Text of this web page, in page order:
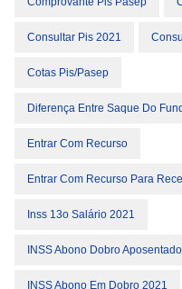
Consultar Pis 2021
Cotas Pis/Pasep
Diferença Entre Saque Do
Entrar Com Recurso
Entrar Com Recurso Para
Inss 13o Salário 2021
INSS Abono Dobro
INSS Abono Em Dobro 2021